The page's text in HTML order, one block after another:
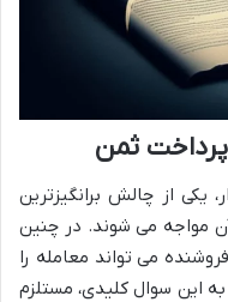
ثمن
از چالش برانگیزترین
مواجه می شوند. در چنین
می تواند معامله را
این سوال کلیدی، مستلزم